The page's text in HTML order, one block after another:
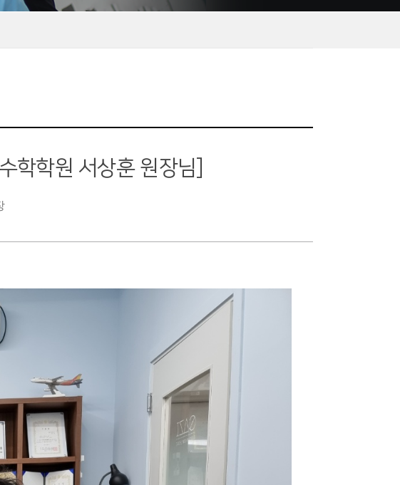
학학원 서상훈 원장님]